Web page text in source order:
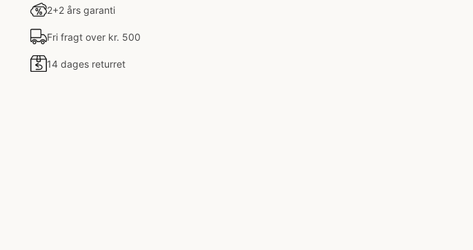
2+2 års garanti
Fri fragt over kr. 500
14 dages returret